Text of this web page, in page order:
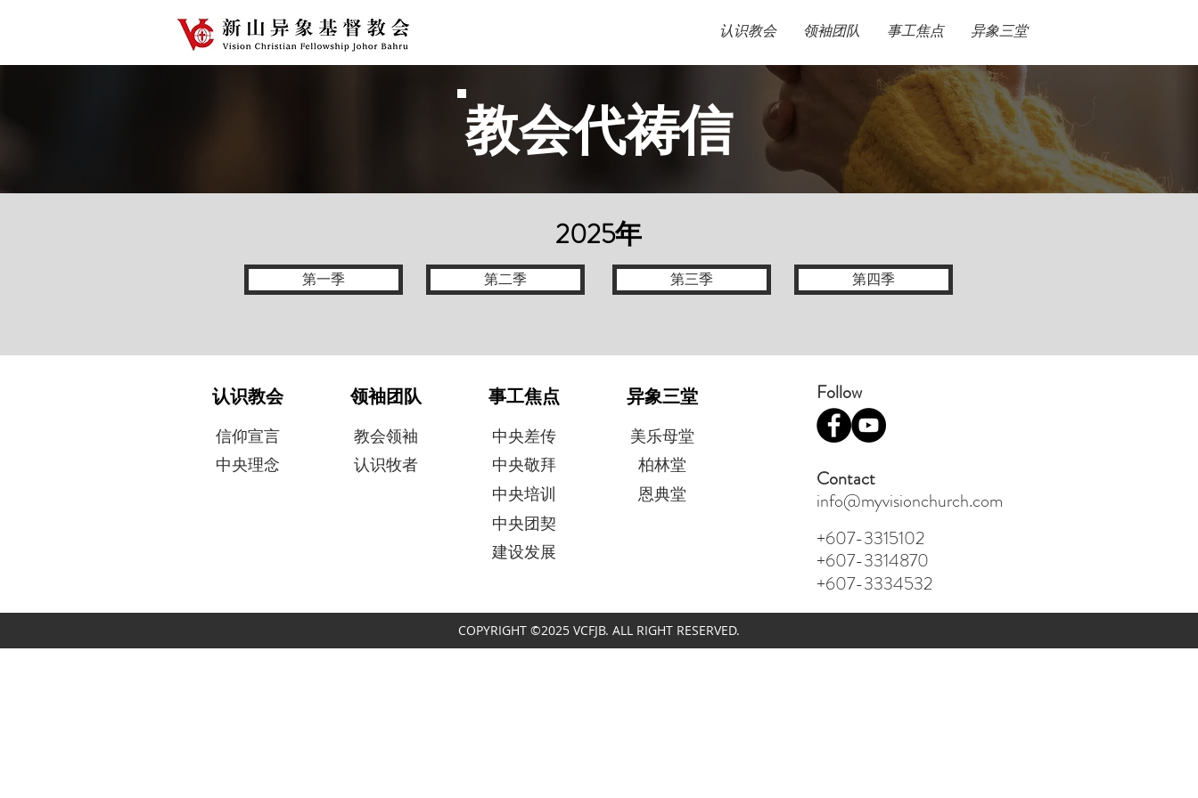
认识教会 领袖团队 事工焦点 异象三堂
教会代祷信
2025年
第一季 第二季 第三季 第四季
认识教会 领袖团队 事工焦点 异象三堂
​信仰宣言
中央理念
教会领袖
认识牧者
中央差传
中央敬拜
中央培训
美乐母堂
柏林堂
恩典堂
中央团契
建设发展
Follow
Contact
info@myvisionchurch.com
+607-3315102
+607-3314870
+607-3334532
COPYRIGHT ©2025 VCFJB. ALL RIGHT RESERVED.